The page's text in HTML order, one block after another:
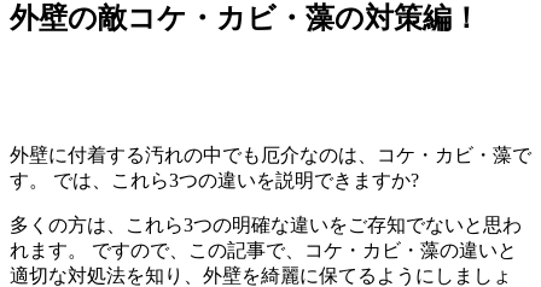
外壁の敵コケ・カビ・藻の対策編！
外壁に付着する汚れの中でも厄介なのは、コケ・カビ・藻で
す。 では、これら3つの違いを説明できますか?
多くの方は、これら3つの明確な違いをご存知でないと思わ
れます。 ですので、この記事で、コケ・カビ・藻の違いと
適切な対処法を知り、外壁を綺麗に保てるようにしましょ